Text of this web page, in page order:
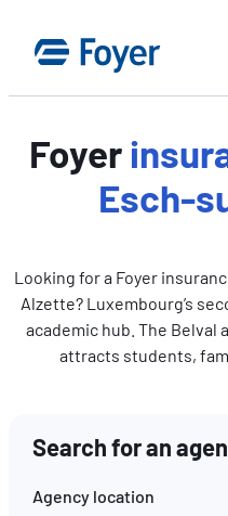
content
Foyer
Esch-
Looking for a Foyer
Alzette? Luxembourg’s
academic hub. The Belval
attracts students,
Search for an
Agency location